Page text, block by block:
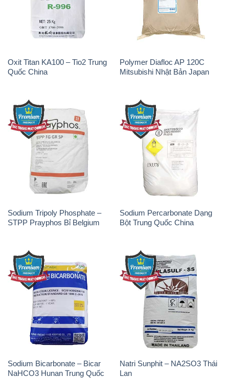
Oxit Titan KA100 – Tio2 Trung
Quốc China
Polymer Diafloc AP 120C
Mitsubishi Nhật Bản Japan
Sodium Tripoly Phosphate –
STPP Prayphos Bỉ Belgium
Sodium Percarbonate Dạng
Bột Trung Quốc China
Sodium Bicarbonate – Bicar
NaHCO3 Hunan Trung Quốc
Natri Sunphit – NA2SO3 Thái
Lan